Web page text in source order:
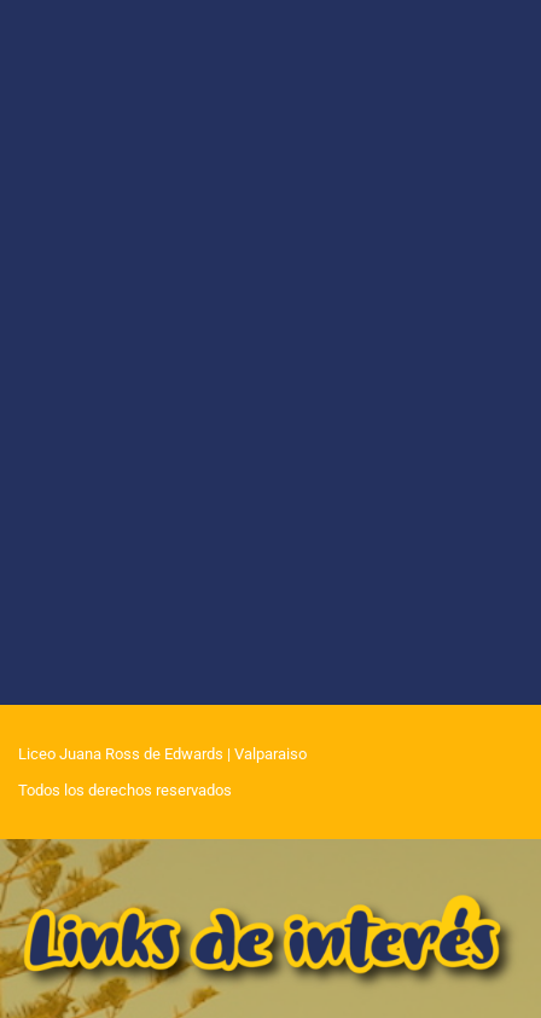
Liceo Juana Ross de Edwards | Valparaiso
Todos los derechos reservados